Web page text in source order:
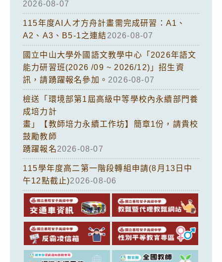
2026-08-07
115年度AI人才方舟計畫需完成研習：A1、
A2、A3、B5-1之連結2026-08-07
國立中山大學外國語文教學中心「2026年語文
能力研習班(2026 /09 ~ 2026/12)」招生資
訊，請踴躍報名參加。 2026-08-07
檢送「環境部第1屆高級中等學校內永續部門養
成培力計
畫」【教師培力永續工作坊】簡章1份，請貴校
鼓勵教師
踴躍報名2026-08-07
115學年度高二第一階段轉組申請(8月13日中
午12點截止)2026-08-06